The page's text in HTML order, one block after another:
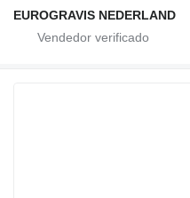
EUROGRAVIS NEDERLAND